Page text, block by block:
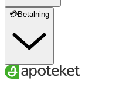
💳Betalning